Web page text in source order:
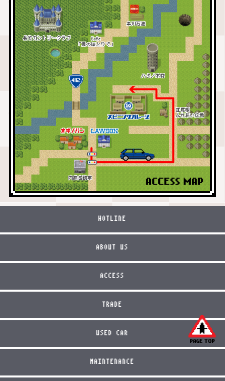
HOTLINE
ABOUT US
ACCESS
TRADE
USED CAR
MAINTENANCE